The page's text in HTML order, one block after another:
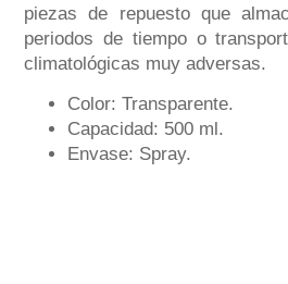
piezas de repuesto que
periodos de tiempo o
climatológicas muy adversas.
Color: Transparente.
Capacidad: 500 ml.
Envase: Spray.